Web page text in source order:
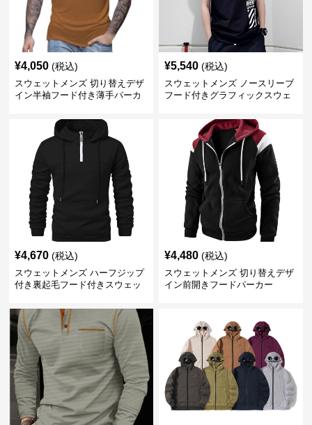
¥4,050 (税込)
スウェットメンズ 切り替えデザ
イン半袖フード付き薄手パーカ
¥5,540 (税込)
スウェットメンズ ノースリーブ
フード付きグラフィックスウェ
¥4,670 (税込)
スウェットメンズ ハーフジップ
付き裏起毛フード付きスウェッ
¥4,480 (税込)
スウェットメンズ 切り替えデザ
イン前開きフードパーカー